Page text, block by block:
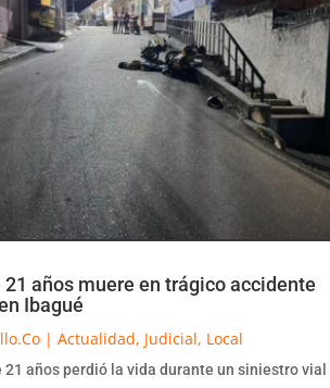
21 años muere en trágico accidente
Ibagué
| Actualidad, Judicial, Local
21 años perdió la vida durante un siniestro vial